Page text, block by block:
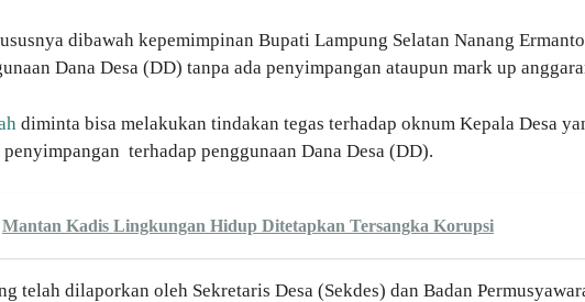
dibawah kepemimpinan Bupati Lampung Selatan Nanang
Dana Desa (DD) tanpa ada penyimpangan ataupun mark up
diminta bisa melakukan tindakan tegas terhadap oknum Kepala Desa
terhadap penggunaan Dana Desa (DD).
Mantan Kadis Lingkungan Hidup Ditetapkan Tersangka Korupsi
telah dilaporkan oleh Sekretaris Desa (Sekdes) dan Badan